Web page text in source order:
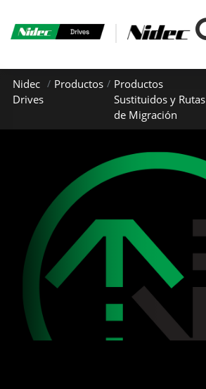
Nidec
Drives
Productos
Productos
Sustituidos y Rutas
de Migración